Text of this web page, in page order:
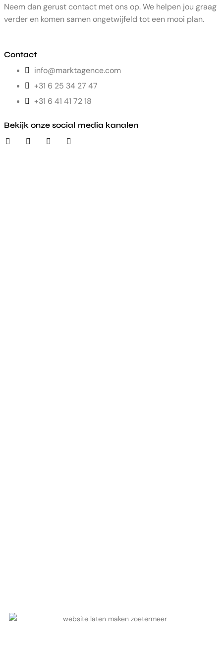
Neem dan gerust contact met ons op. We helpen jou graag
verder en komen samen ongetwijfeld tot een mooi plan.
Contact
info@marktagence.com
+31 6 25 34 27 47
+31 6 41 41 72 18
Bekijk onze social media kanalen